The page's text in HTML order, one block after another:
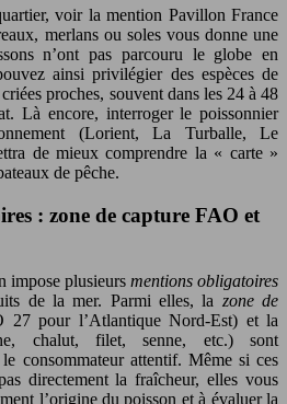
voir la mention Pavillon France
merlans ou soles vous donne une
n’ont pas parcouru le globe en
ainsi privilégier des espèces de
proches, souvent dans les 24 à 48
Là encore, interroger le poissonnier
(Lorient, La Turballe, Le
de mieux comprendre la « carte »
de pêche.
: zone de capture FAO et
impose plusieurs mentions obligatoires
de la mer. Parmi elles, la zone de
27 pour l’Atlantique Nord-Est) et la
chalut, filet, senne, etc.) sont
consommateur attentif. Même si ces
directement la fraîcheur, elles vous
l’origine du poisson et à évaluer la